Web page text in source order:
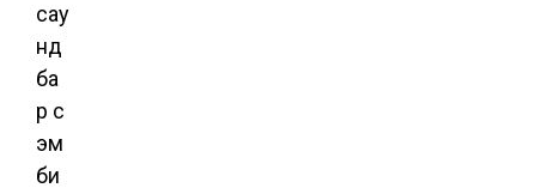
сау
нд
ба
р с
эм
би